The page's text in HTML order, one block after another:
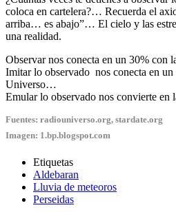
coloca en cartelera?… Recuerda el
arriba… es abajo”… El cielo y las
una realidad.
Observar nos conecta en un 30% con
Imitar lo observado nos conecta en
Universo…
Emular lo observado nos convierte en
Fuentes: radiouniverso.org, stardate.org
Imagen: 1.bp.blogspot.com
Etiquetas
Aldebaran
Lluvia de meteoros
Perseidas